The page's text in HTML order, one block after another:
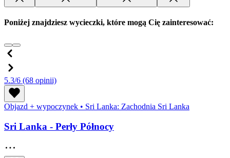
Poniżej znajdziesz wycieczki, które mogą Cię zainteresować:
5.3/6 (68 opinii)
Objazd + wypoczynek • Sri Lanka: Zachodnia Sri Lanka
Sri Lanka - Perły Północy